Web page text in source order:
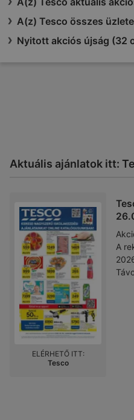
A(z) Tesco összes üzlete
Nyitott akciós újság (32
Aktuális ajánlatok itt:
A
ELÉRHETŐ ITT:
Tesco